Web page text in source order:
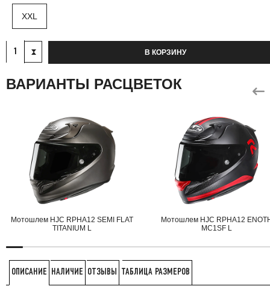
XXL
В КОРЗИНУ
ВАРИАНТЫ РАСЦВЕТОК
Мотошлем HJC RPHA12 SEMI FLAT
TITANIUM L
Мотошлем HJC RPHA12
MC1SF L
ОПИСАНИЕ НАЛИЧИЕ ОТЗЫВЫ ТАБЛИЦА РАЗМЕРОВ